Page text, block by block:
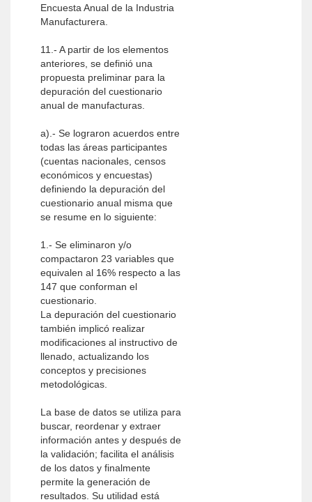
Encuesta Anual de la Industria
Manufacturera.
11.- A partir de los elementos
anteriores, se definió una
propuesta preliminar para la
depuración del cuestionario
anual de manufacturas.
a).- Se lograron acuerdos entre
todas las áreas participantes
(cuentas nacionales, censos
económicos y encuestas)
definiendo la depuración del
cuestionario anual misma que
se resume en lo siguiente:
1.- Se eliminaron y/o
compactaron 23 variables que
equivalen al 16% respecto a las
147 que conforman el
cuestionario.
La depuración del cuestionario
también implicó realizar
modificaciones al instructivo de
llenado, actualizando los
conceptos y precisiones
metodológicas.
La base de datos se utiliza para
buscar, reordenar y extraer
información antes y después de
la validación; facilita el análisis
de los datos y finalmente
permite la generación de
resultados. Su utilidad está